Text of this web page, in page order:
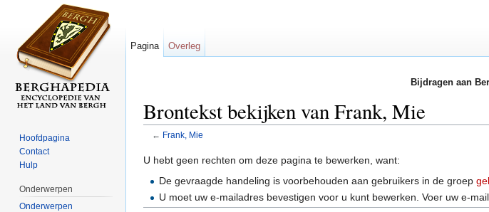
Bijdragen aan
Brontekst bekijken van Frank, Mie
← Frank, Mie
U hebt geen rechten om deze pagina te bewerken, want:
De gevraagde handeling is voorbehouden aan gebruikers in de groep
U moet uw e-mailadres bevestigen voor u kunt bewerken. Voer uw e-
Pagina Overleg
Hoofdpagina
Contact
Hulp
Onderwerpen
Onderwerpen